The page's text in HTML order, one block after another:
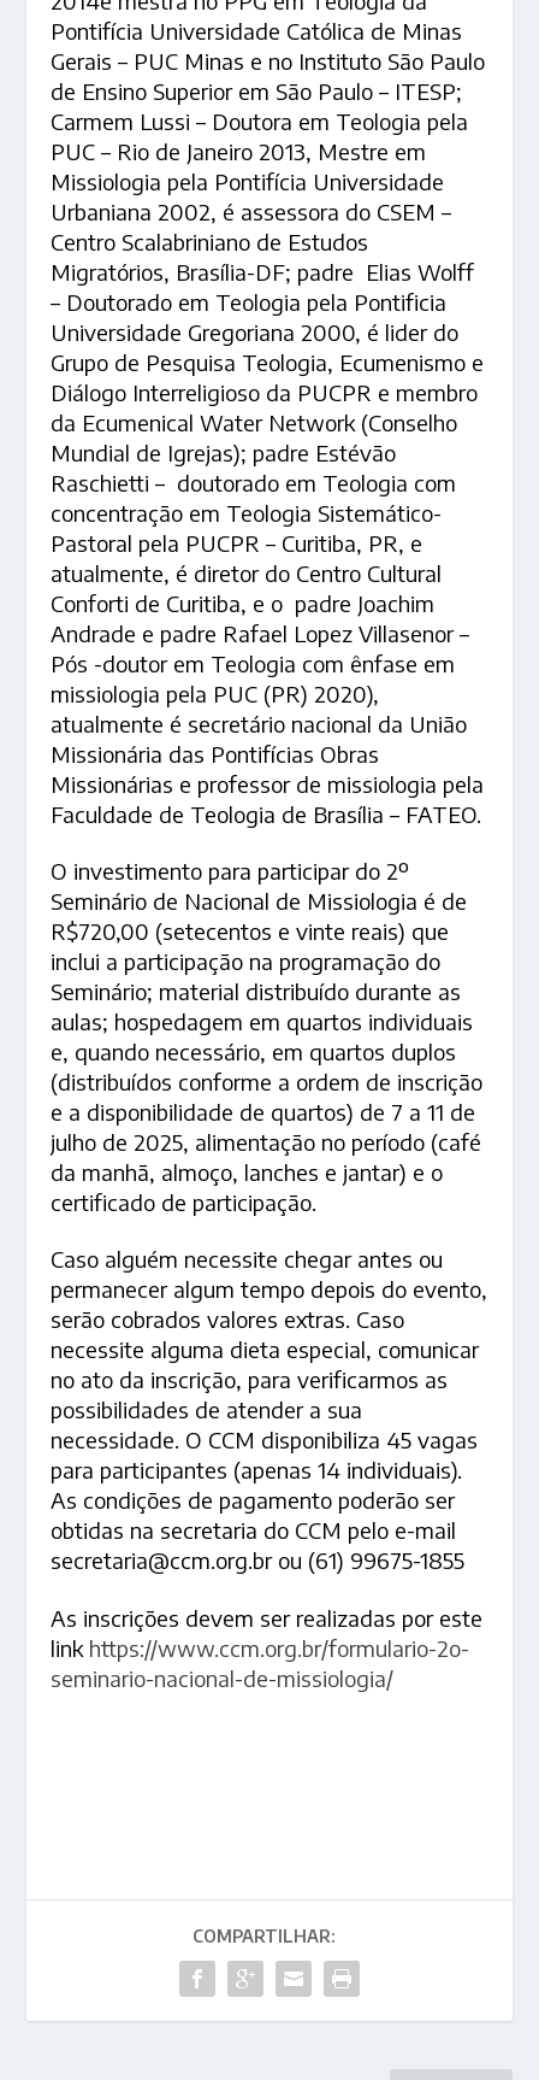
Pontifícia Universidade Católica de Minas
Gerais – PUC Minas e no Instituto São Paulo
de Ensino Superior em São Paulo – ITESP;
Carmem Lussi – Doutora em Teologia pela
PUC – Rio de Janeiro 2013, Mestre em
Missiologia pela Pontifícia Universidade
Urbaniana 2002, é assessora do CSEM –
Centro Scalabriniano de Estudos
Migratórios, Brasília-DF; padre Elias Wolff
– Doutorado em Teologia pela Pontificia
Universidade Gregoriana 2000, é lider do
Grupo de Pesquisa Teologia, Ecumenismo e
Diálogo Interreligioso da PUCPR e membro
da Ecumenical Water Network (Conselho
Mundial de Igrejas); padre Estévão
Raschietti – doutorado em Teologia com
concentração em Teologia Sistemático-
Pastoral pela PUCPR – Curitiba, PR, e
atualmente, é diretor do Centro Cultural
Conforti de Curitiba, e o padre Joachim
Andrade e padre Rafael Lopez Villasenor –
Pós -doutor em Teologia com ênfase em
missiologia pela PUC (PR) 2020),
atualmente é secretário nacional da União
Missionária das Pontifícias Obras
Missionárias e professor de missiologia pela
Faculdade de Teologia de Brasília – FATEO.
O investimento para participar do 2º
Seminário de Nacional de Missiologia é de
R$720,00 (setecentos e vinte reais) que
inclui a participação na programação do
Seminário; material distribuído durante as
aulas; hospedagem em quartos individuais
e, quando necessário, em quartos duplos
(distribuídos conforme a ordem de inscrição
e a disponibilidade de quartos) de 7 a 11 de
julho de 2025, alimentação no período (café
da manhã, almoço, lanches e jantar) e o
certificado de participação.
Caso alguém necessite chegar antes ou
permanecer algum tempo depois do evento,
serão cobrados valores extras. Caso
necessite alguma dieta especial, comunicar
no ato da inscrição, para verificarmos as
possibilidades de atender a sua
necessidade. O CCM disponibiliza 45 vagas
para participantes (apenas 14 individuais).
As condições de pagamento poderão ser
obtidas na secretaria do CCM pelo e-mail
secretaria@ccm.org.br ou (61) 99675-1855
As inscrições devem ser realizadas por este
link https://www.ccm.org.br/formulario-2o-
seminario-nacional-de-missiologia/
COMPARTILHAR: